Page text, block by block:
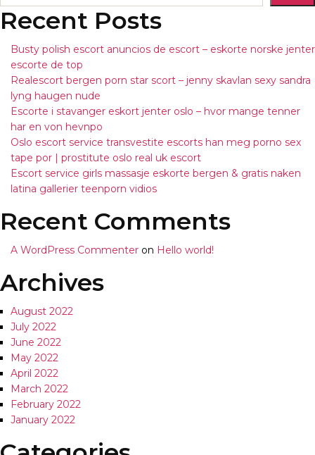
Recent Posts
Busty polish escort anuncios de escort – eskorte norske jenter
escorte de top
Realescort bergen porn star scort – jenny skavlan sexy sandra
lyng haugen nude
Escorte i stavanger eskort jenter oslo – hvor mange tenner
har en von hevnpo
Oslo escort service transvestite escorts han meg porno sex
tape por | prostitute oslo real uk escort
Escort service girls massasje eskorte bergen & gratis naken
latina gallerier teenporn vidios
Recent Comments
A WordPress Commenter on Hello world!
Archives
August 2022
July 2022
June 2022
May 2022
April 2022
March 2022
February 2022
January 2022